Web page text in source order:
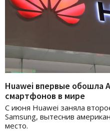
Huawei впервые обошла
смартфонов в мире
С июня Huawei заняла
Samsung, вытеснив
место.